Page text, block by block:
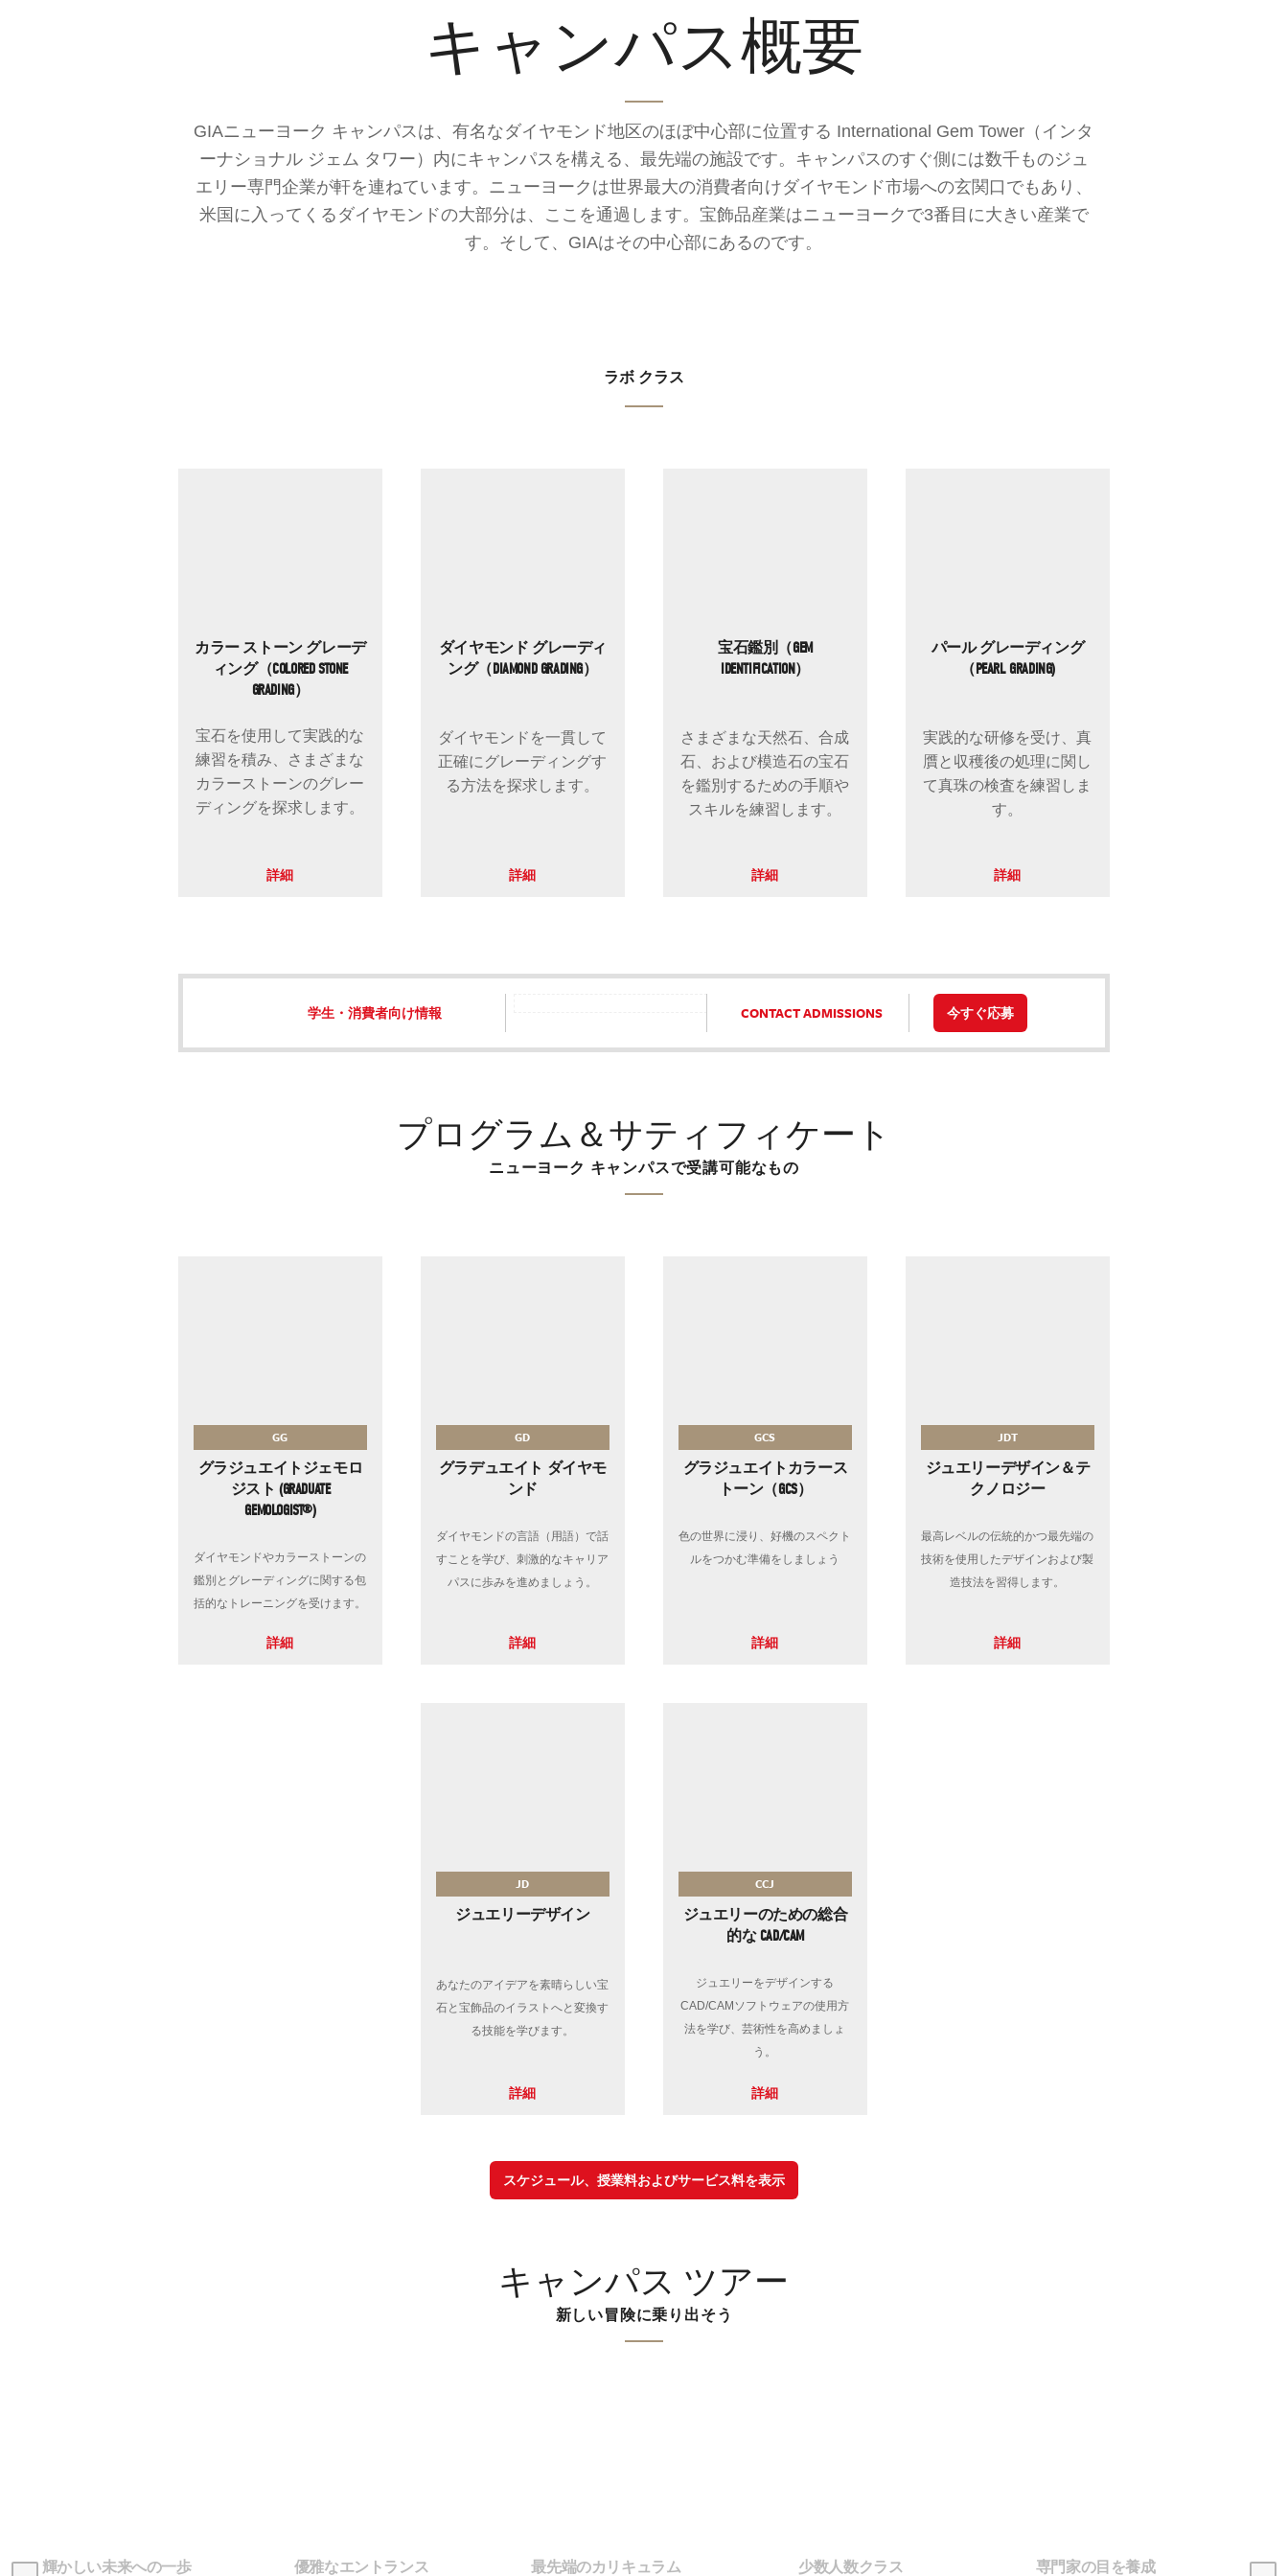
キャンパス概要
GIAニューヨーク キャンパスは、有名なダイヤモンド地区のほぼ中心部に位置する International Gem Tower（インタ
ーナショナル ジェム タワー）内にキャンパスを構える、最先端の施設です。キャンパスのすぐ側には数千ものジュ
エリー専門企業が軒を連ねています。ニューヨークは世界最大の消費者向けダイヤモンド市場への玄関口でもあり、
米国に入ってくるダイヤモンドの大部分は、ここを通過します。宝飾品産業はニューヨークで3番目に大きい産業で
す。そして、GIAはその中心部にあるのです。
ラボ クラス
カラー ストーン グレーデ
ィング（COLORED STONE
GRADING）
宝石を使用して実践的な
練習を積み、さまざまな
カラーストーンのグレー
ディングを探求します。
詳細
ダイヤモンド グレーディ
ング（DIAMOND GRADING）
ダイヤモンドを一貫して
正確にグレーディングす
る方法を探求します。
詳細
宝石鑑別（GEM
IDENTIFICATION）
さまざまな天然石、合成
石、および模造石の宝石
を鑑別するための手順や
スキルを練習します。
詳細
パール グレーディング
（PEARL GRADING)
実践的な研修を受け、真
贋と収穫後の処理に関し
て真珠の検査を練習しま
す。
詳細
学生・消費者向け情報 CONTACT ADMISSIONS 今すぐ応募
プログラム＆サティフィケート
ニューヨーク キャンパスで受講可能なもの
GG
グラジュエイトジェモロ
ジスト (GRADUATE
GEMOLOGIST®)
ダイヤモンドやカラーストーンの
鑑別とグレーディングに関する包
括的なトレーニングを受けます。
詳細
GD
グラデュエイト ダイヤモ
ンド
ダイヤモンドの言語（用語）で話
すことを学び、刺激的なキャリア
パスに歩みを進めましょう。
詳細
GCS
グラジュエイトカラース
トーン（GCS）
色の世界に浸り、好機のスペクト
ルをつかむ準備をしましょう
詳細
JDT
ジュエリーデザイン＆テ
クノロジー
最高レベルの伝統的かつ最先端の
技術を使用したデザインおよび製
造技法を習得します。
詳細
JD
ジュエリーデザイン
あなたのアイデアを素晴らしい宝
石と宝飾品のイラストへと変換す
る技能を学びます。
詳細
CCJ
ジュエリーのための総合
的な CAD/CAM
ジュエリーをデザインする
CAD/CAMソフトウェアの使用方
法を学び、芸術性を高めましょ
う。
詳細
スケジュール、授業料およびサービス料を表示
キャンパス ツアー
新しい冒険に乗り出そう
輝かしい未来への一歩 優雅なエントランス 最先端のカリキュラム 少数人数クラス 専門家の目を養成